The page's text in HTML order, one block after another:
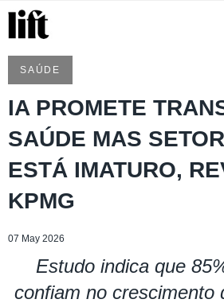
SAÚDE
IA PROMETE
SAÚDE MAS
ESTÁ IMATURO,
KPMG
07 May 2026
Estudo indica que
confiam no crescimento